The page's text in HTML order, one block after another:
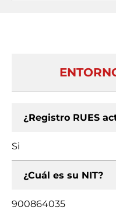
¿Registro RUES
Si
¿Cuál es su NIT?
900864035